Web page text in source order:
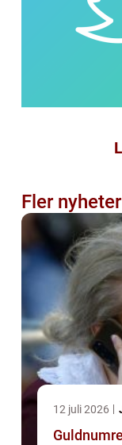
Fler nyheter
12 juli 2026